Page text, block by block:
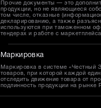
Прочие документы — это
продукции, но не являющиеся
том числе, отказные
декларированию, а также
используются при таможенном
тендерах и работе с
Маркировка
Маркировка в системе «Честный
товаров, при которой каждой
отследить движение товара от
подлинность продукции на рынке